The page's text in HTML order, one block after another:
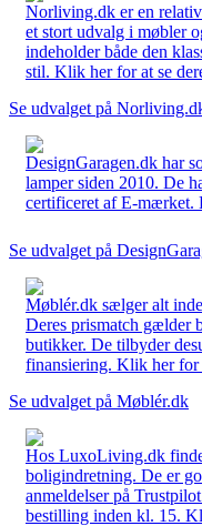
Norliving.dk er en
et stort udvalg i møbler
indeholder både den
stil. Klik her for at se
Se udvalget på
DesignGaragen.dk har
lamper siden 2010. De
certificeret af E-mærket.
Se udvalget på
Møblér.dk sælger alt
Deres prismatch gælder
butikker. De tilbyder
finansiering. Klik her for
Se udvalget på Møblér.dk
Hos LuxoLiving.dk
boligindretning. De er
anmeldelser på
bestilling inden kl. 15.